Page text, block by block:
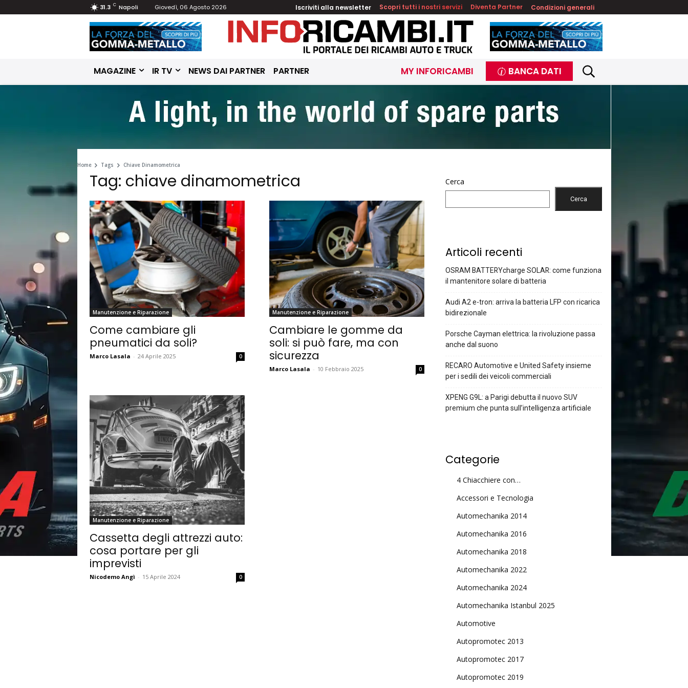
31.3 C Napoli Giovedì, 06 Agosto 2026 Iscriviti alla newsletter Scopri tutti i nostri servizi Diventa Partner Condizioni generali
MAGAZINE IR TV NEWS DAI PARTNER PARTNER MY INFORICAMBI BANCA DATI
Home Tags Chiave Dinamometrica
Tag: chiave dinamometrica
Manutenzione e Riparazione
Come cambiare gli
pneumatici da soli?
Marco Lasala - 24 Aprile 2025 0
Manutenzione e Riparazione
Cambiare le gomme da
soli: si può fare, ma con
sicurezza
Marco Lasala - 10 Febbraio 2025 0
Manutenzione e Riparazione
Cassetta degli attrezzi auto:
cosa portare per gli
imprevisti
Nicodemo Angì - 15 Aprile 2024 0
Cerca
Cerca
Articoli recenti
OSRAM BATTERYcharge SOLAR: come funziona
il mantenitore solare di batteria
Audi A2 e-tron: arriva la batteria LFP con ricarica
bidirezionale
Porsche Cayman elettrica: la rivoluzione passa
anche dal suono
RECARO Automotive e United Safety insieme
per i sedili dei veicoli commerciali
XPENG G9L: a Parigi debutta il nuovo SUV
premium che punta sull’intelligenza artificiale
Categorie
4 Chiacchiere con…
Accessori e Tecnologia
Automechanika 2014
Automechanika 2016
Automechanika 2018
Automechanika 2022
Automechanika 2024
Automechanika Istanbul 2025
Automotive
Autopromotec 2013
Autopromotec 2017
Autopromotec 2019